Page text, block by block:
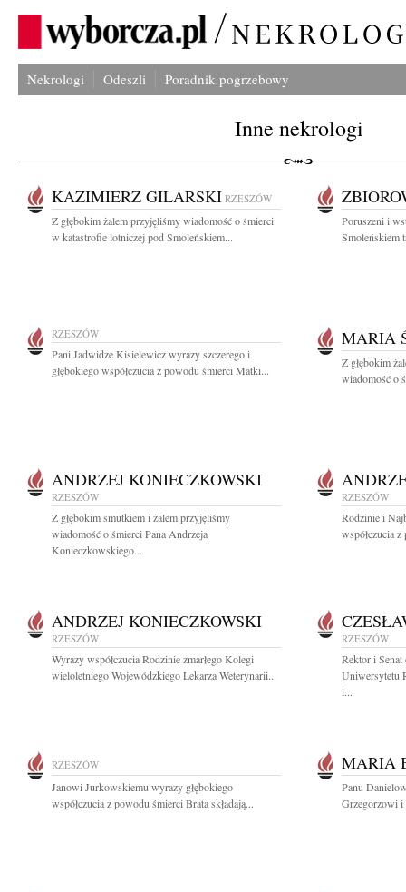
Nekrologi Odeszli Poradnik pogrzebowy
Inne nekrologi
KAZIMIERZ GILARSKI RZESZÓW
Z głębokim żalem przyjęliśmy wiadomość o śmierci
w katastrofie lotniczej pod Smoleńskiem...
Poruszeni i
Smoleńskiem
RZESZÓW
Pani Jadwidze Kisielewicz wyrazy szczerego i
głębokiego współczucia z powodu śmierci Matki...
MARIA
Z głębokim
wiadomość o
ANDRZEJ KONIECZKOWSKI
RZESZÓW
Z głębokim smutkiem i żalem przyjęliśmy
wiadomość o śmierci Pana Andrzeja
Konieczkowskiego...
RZESZÓW
Rodzinie i
współczucia
ANDRZEJ KONIECZKOWSKI
RZESZÓW
Wyrazy współczucia Rodzinie zmarłego Kolegi
wieloletniego Wojewódzkiego Lekarza Weterynarii...
RZESZÓW
Rektor i Senat
Uniwersytetu
i...
RZESZÓW
Janowi Jurkowskiemu wyrazy głębokiego
współczucia z powodu śmierci Brata składają...
MARIA
Panu
Grzegorzowi i